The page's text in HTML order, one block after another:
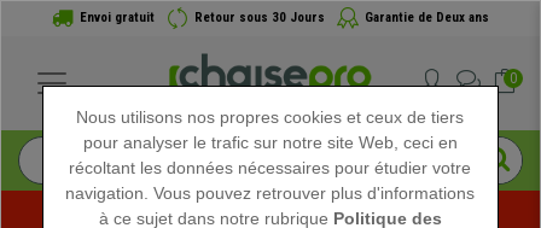
Envoi gratuit Retour sous 30 Jours Garantie de Deux ans
0
Nous utilisons nos propres cookies et ceux de tiers
pour analyser le trafic sur notre site Web, ceci en
récoltant les données nécessaires pour étudier votre
navigation. Vous pouvez retrouver plus d'informations
à ce sujet dans notre rubrique Politique des